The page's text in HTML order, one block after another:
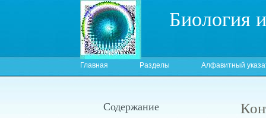
Биология
Главная Разделы Алфавитный
Содержание